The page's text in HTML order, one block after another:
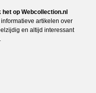
op Webcollection.nl
artikelen over
en altijd interessant